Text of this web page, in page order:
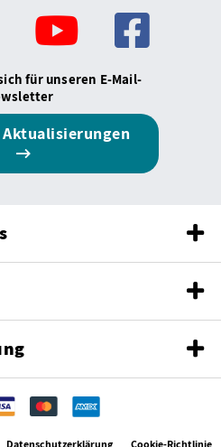
für unseren E-Mail-
Datenschutzerklärung Cookie-Richtlinie